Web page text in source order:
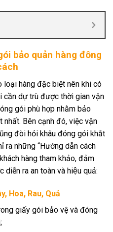
bảo quản hàng đông
loại hàng đặc biệt nên khi có
cần dự trù được thời gian vận
gói phù hợp nhằm bảo
nhất. Bên cạnh đó, việc vận
đòi hỏi khâu đóng gói khắt
ra những “Hướng dẫn cách
hàng tham khảo, đảm
diễn ra an toàn và hiệu quả:
Hoa, Rau, Quả
giấy gói bảo vệ và đóng